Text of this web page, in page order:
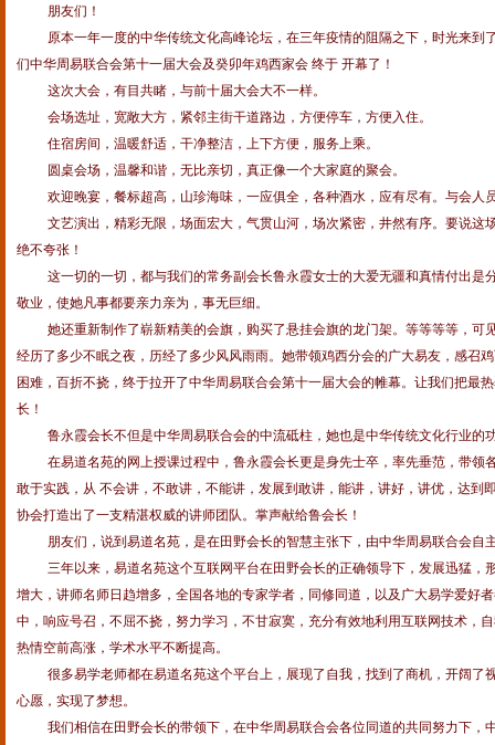
朋友们！
原本一年一度的中华传统文化高峰论坛，在三年疫情的阻隔之下，时光来到
们中华周易联合会第十一届大会及癸卯年鸡西家会 终于 开幕了！
这次大会，有目共睹，与前十届大会大不一样。
会场选址，宽敞大方，紧邻主街干道路边，方便停车，方便入住。
住宿房间，温暖舒适，干净整洁，上下方便，服务上乘。
圆桌会场，温馨和谐，无比亲切，真正像一个大家庭的聚会。
欢迎晚宴，餐标超高，山珍海味，一应俱全，各种酒水，应有尽有。与会人
文艺演出，精彩无限，场面宏大，气贯山河，场次紧密，井然有序。要说这
绝不夸张！
这一切的一切，都与我们的常务副会长鲁永霞女士的大爱无疆和真情付出是
敬业，使她凡事都要亲力亲为，事无巨细。
她还重新制作了崭新精美的会旗，购买了悬挂会旗的龙门架。等等等等，可
经历了多少不眠之夜，历经了多少风风雨雨。她带领鸡西分会的广大易友，感召
困难，百折不挠，终于拉开了中华周易联合会第十一届大会的帷幕。让我们把最
长！
鲁永霞会长不但是中华周易联合会的中流砥柱，她也是中华传统文化行业的
在易道名苑的网上授课过程中，鲁永霞会长更是身先士卒，率先垂范，带领
敢于实践，从 不会讲，不敢讲，不能讲，发展到敢讲，能讲，讲好，讲优，达到
协会打造出了一支精湛权威的讲师团队。掌声献给鲁会长！
朋友们，说到易道名苑，是在田野会长的智慧主张下，由中华周易联合会自
三年以来，易道名苑这个互联网平台在田野会长的正确领导下，发展迅猛，
增大，讲师名师日趋增多，全国各地的专家学者，同修同道，以及广大易学爱好
中，响应号召，不屈不挠，努力学习，不甘寂寞，充分有效地利用互联网技术，
热情空前高涨，学术水平不断提高。
很多易学老师都在易道名苑这个平台上， 展现了自我，找到了商机， 开阔了
心愿，实现了梦想。
我们相信在田野会长的带领下，在中华周易联合会各位同道的共同努力下，